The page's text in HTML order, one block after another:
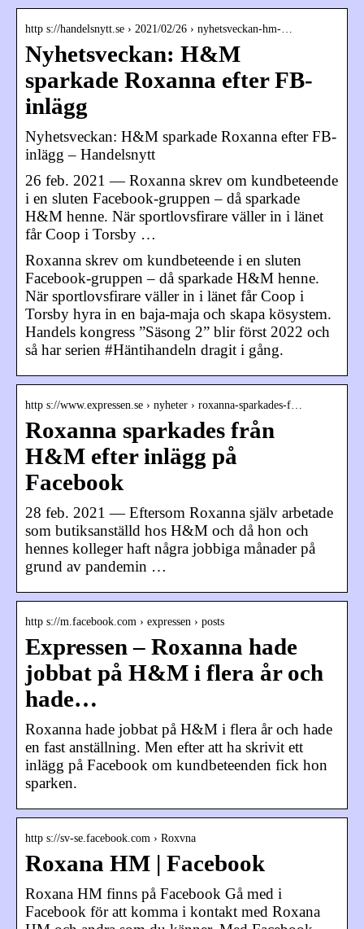
http s://handelsnytt.se › 2021/02/26 › nyhetsveckan-hm-…
Nyhetsveckan: H&M
sparkade Roxanna efter FB-
inlägg
Nyhetsveckan: H&M sparkade Roxanna efter FB-
inlägg – Handelsnytt
26 feb. 2021 — Roxanna skrev om kundbeteende
i en sluten Facebook-gruppen – då sparkade
H&M henne. När sportlovsfirare väller in i länet
får Coop i Torsby …
Roxanna skrev om kundbeteende i en sluten
Facebook-gruppen – då sparkade H&M henne.
När sportlovsfirare väller in i länet får Coop i
Torsby hyra in en baja-maja och skapa kösystem.
Handels kongress ”Säsong 2” blir först 2022 och
så har serien #Häntihandeln dragit i gång.
http s://www.expressen.se › nyheter › roxanna-sparkades-f…
Roxanna sparkades från
H&M efter inlägg på
Facebook
28 feb. 2021 — Eftersom Roxanna själv arbetade
som butiksanställd hos H&M och då hon och
hennes kolleger haft några jobbiga månader på
grund av pandemin …
http s://m.facebook.com › expressen › posts
Expressen – Roxanna hade
jobbat på H&M i flera år och
hade…
Roxanna hade jobbat på H&M i flera år och hade
en fast anställning. Men efter att ha skrivit ett
inlägg på Facebook om kundbeteenden fick hon
sparken.
http s://sv-se.facebook.com › Roxvna
Roxana HM | Facebook
Roxana HM finns på Facebook Gå med i
Facebook för att komma i kontakt med Roxana